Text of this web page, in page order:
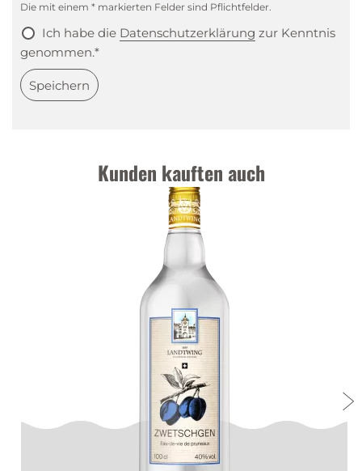
Die mit einem * markierten Felder sind Pflichtfelder.
Ich habe die Datenschutzerklärung zur Kenntnis
genommen.*
Speichern
Kunden kauften auch